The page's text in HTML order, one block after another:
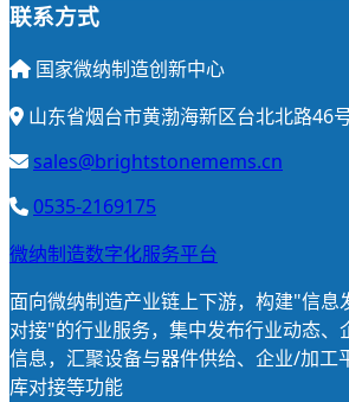
联系方式
国家微纳制造创新中心
山东省烟台市黄渤海新区台北北路46
sales@brightstonemems.cn
0535-2169175
微纳制造数字化服务平台
面向微纳制造产业链上下游，构建"信息
对接"的行业服务，集中发布行业动态、
信息，汇聚设备与器件供给、企业/加工
库对接等功能